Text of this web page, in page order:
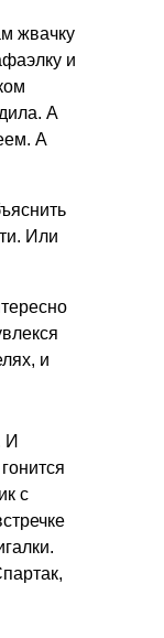
жвачку
и
А
А
Или
и
И
с